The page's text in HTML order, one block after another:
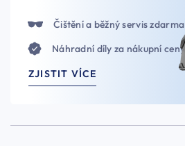
Čištění a běžný servis zdarma
Náhradní díly za nákupní ceny
ZJISTIT VÍCE